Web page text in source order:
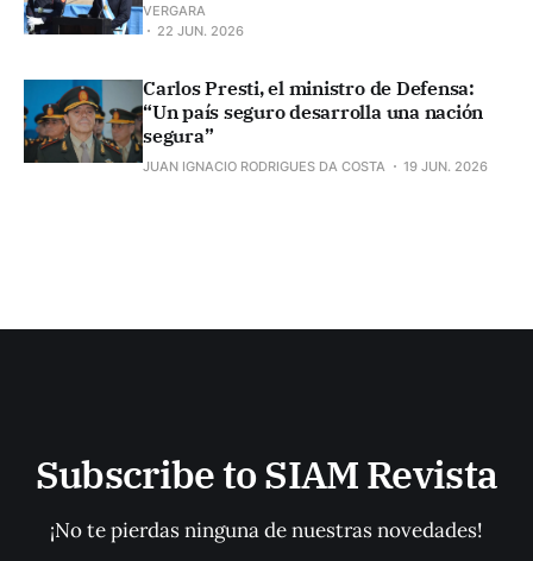
VERGARA
22 JUN. 2026
Carlos Presti, el ministro de Defensa:
“Un país seguro desarrolla una nación
segura”
JUAN IGNACIO RODRIGUES DA COSTA 19 JUN. 2026
Subscribe to SIAM Revista
¡No te pierdas ninguna de nuestras novedades!